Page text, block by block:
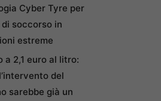
Cyber Tyre per
soccorso in
estreme
a 2,1 euro al litro:
del
sarebbe già un